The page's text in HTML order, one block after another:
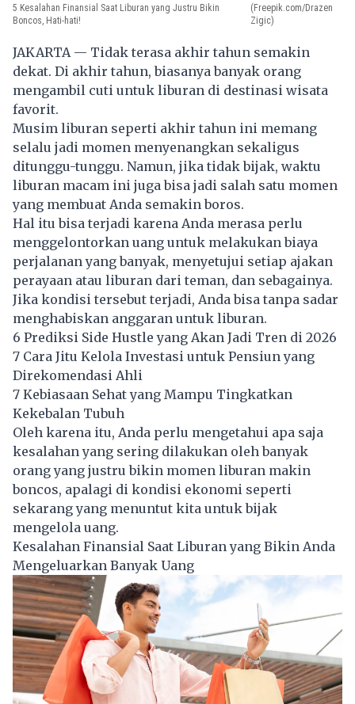
5 Kesalahan Finansial Saat Liburan yang Justru Bikin
Boncos, Hati-hati!
(Freepik.com/Drazen
Zigic)
JAKARTA — Tidak terasa akhir tahun semakin
dekat. Di akhir tahun, biasanya banyak orang
mengambil cuti untuk liburan di destinasi wisata
favorit.
Musim liburan seperti akhir tahun ini memang
selalu jadi momen menyenangkan sekaligus
ditunggu-tunggu. Namun, jika tidak bijak, waktu
liburan macam ini juga bisa jadi salah satu momen
yang membuat Anda semakin boros.
Hal itu bisa terjadi karena Anda merasa perlu
menggelontorkan uang untuk melakukan biaya
perjalanan yang banyak, menyetujui setiap ajakan
perayaan atau liburan dari teman, dan sebagainya.
Jika kondisi tersebut terjadi, Anda bisa tanpa sadar
menghabiskan anggaran untuk liburan.
6 Prediksi Side Hustle yang Akan Jadi Tren di 2026
7 Cara Jitu Kelola Investasi untuk Pensiun yang
Direkomendasi Ahli
7 Kebiasaan Sehat yang Mampu Tingkatkan
Kekebalan Tubuh
Oleh karena itu, Anda perlu mengetahui apa saja
kesalahan yang sering dilakukan oleh banyak
orang yang justru bikin momen liburan makin
boncos, apalagi di kondisi ekonomi seperti
sekarang yang menuntut kita untuk bijak
mengelola uang.
Kesalahan Finansial Saat Liburan yang Bikin Anda
Mengeluarkan Banyak Uang